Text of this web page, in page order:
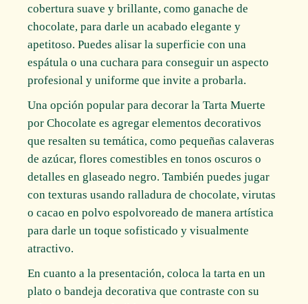
cobertura suave y brillante, como ganache de
chocolate, para darle un acabado elegante y
apetitoso. Puedes alisar la superficie con una
espátula o una cuchara para conseguir un aspecto
profesional y uniforme que invite a probarla.
Una opción popular para decorar la Tarta Muerte
por Chocolate es agregar elementos decorativos
que resalten su temática, como pequeñas calaveras
de azúcar, flores comestibles en tonos oscuros o
detalles en glaseado negro. También puedes jugar
con texturas usando ralladura de chocolate, virutas
o cacao en polvo espolvoreado de manera artística
para darle un toque sofisticado y visualmente
atractivo.
En cuanto a la presentación, coloca la tarta en un
plato o bandeja decorativa que contraste con su